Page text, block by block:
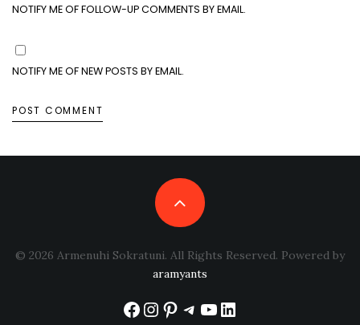
NOTIFY ME OF FOLLOW-UP COMMENTS BY EMAIL.
NOTIFY ME OF NEW POSTS BY EMAIL.
© 2026 Armenuhi Sokratuni. All Rights Reserved. Powered by
aramyants
Facebook
Instagram
Pinterest
Telegram
YouTube
LinkedIn